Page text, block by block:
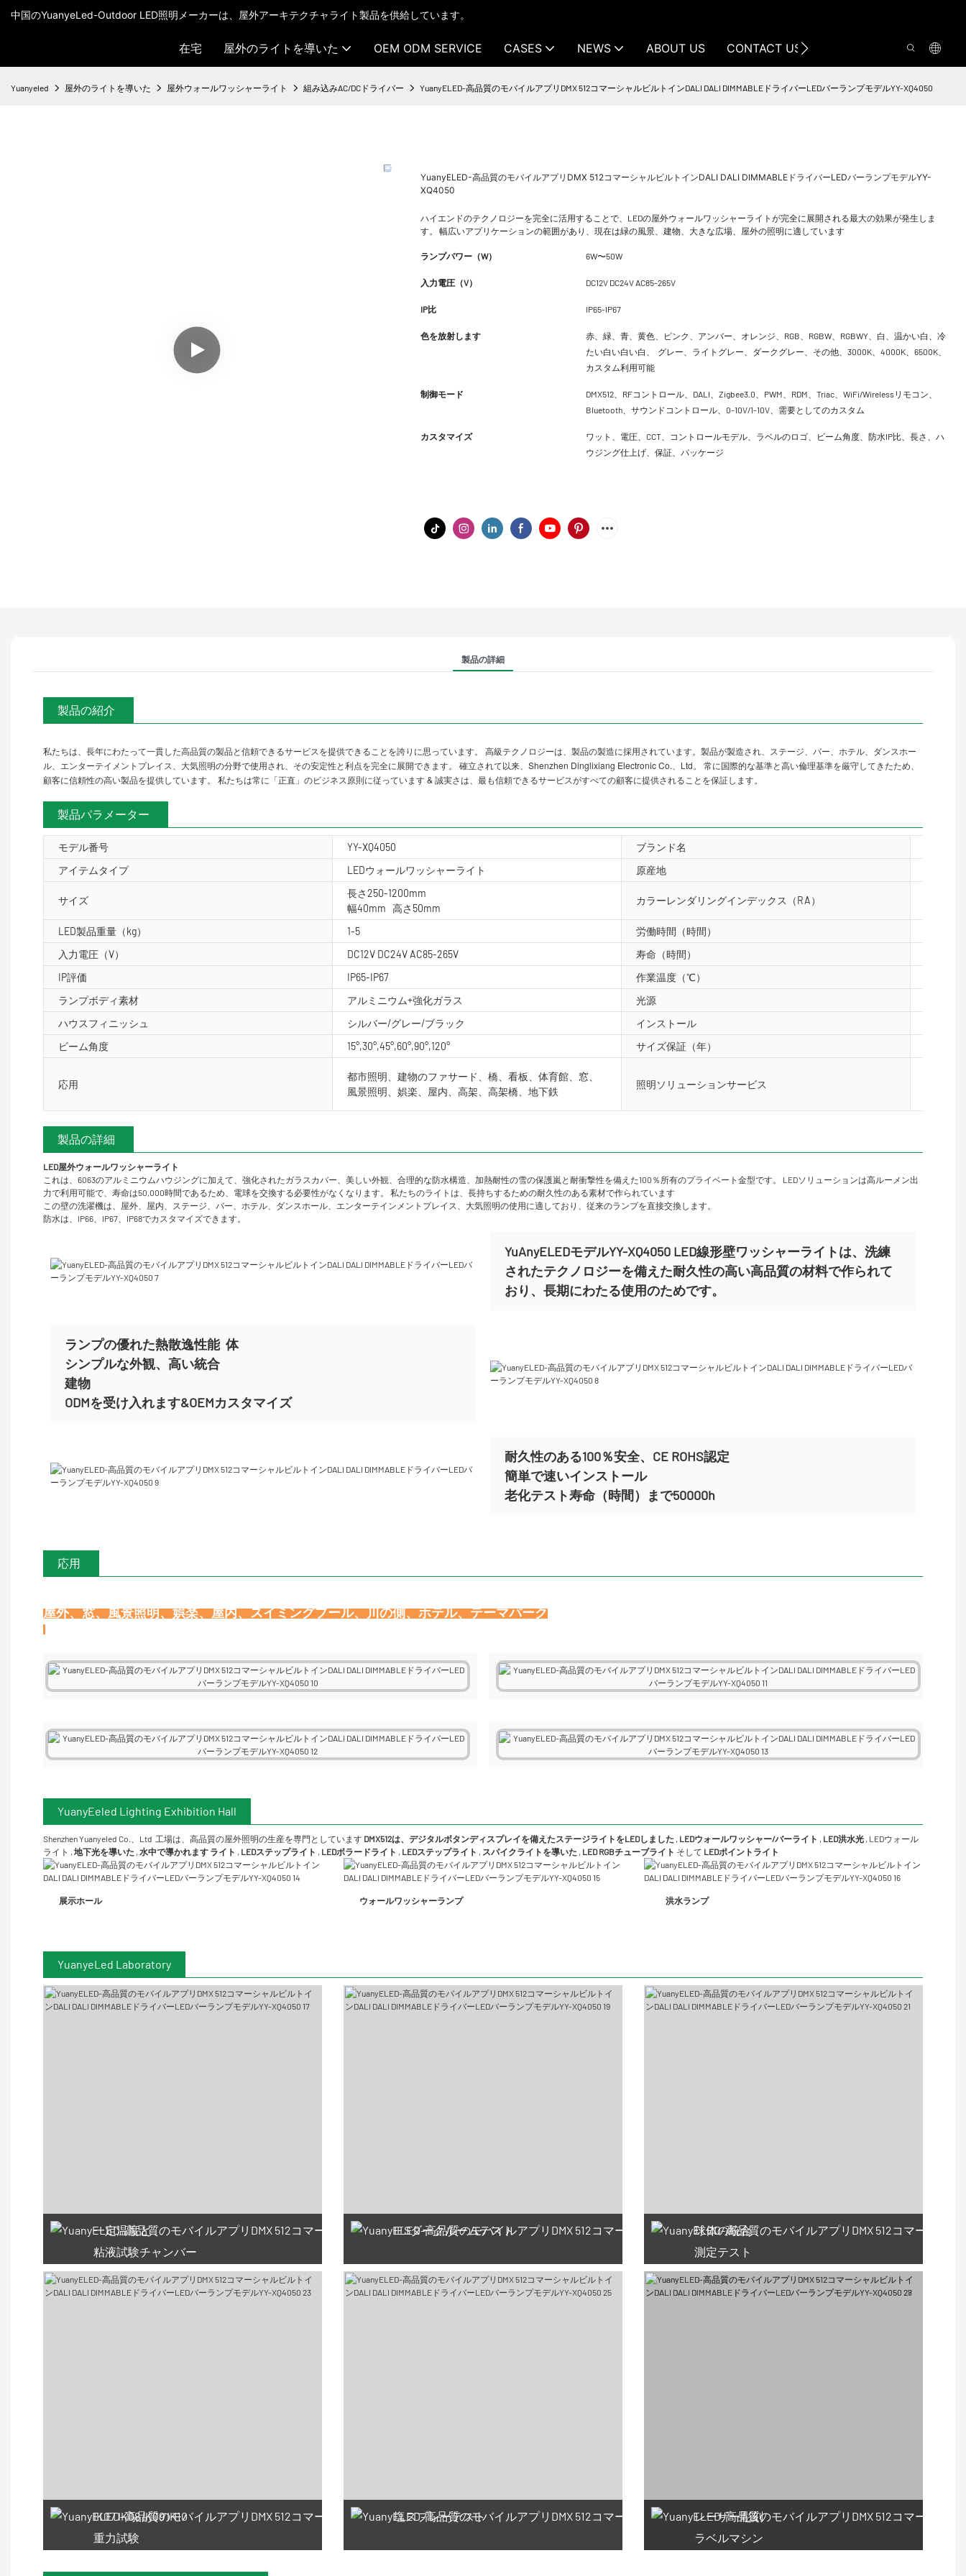
中国のYuanyeLed-Outdoor LED照明メーカーは、屋外アーキテクチャライト製品を供給しています。
在宅 屋外のライトを導いた OEM ODM SERVICE CASES NEWS ABOUT US CONTACT US
Yuanyeled 屋外のライトを導いた 屋外ウォールワッシャーライト 組み込みAC/DCドライバー YuanyELED-高品質のモバイルアプリDMX 512コマーシャルビルトインDALI DALI DIMMABLEドライバーLEDバーランプモデルYY-XQ4050
YuanyELED-高品質のモバイルアプリDMX 512コマーシャルビルトインDALI DALI DIMMABLEドライバーLEDバーランプモデルYY-
XQ4050
ハイエンドのテクノロジーを完全に活用することで、LEDの屋外ウォールワッシャーライトが完全に展開される最大の効果が発生しま
す。 幅広いアプリケーションの範囲があり、現在は緑の風景、建物、大きな広場、屋外の照明に適しています
ランプパワー（W） 6W〜50W
入力電圧（V） DC12V DC24V AC85-265V
IP比 IP65-IP67
色を放射します
赤、緑、青、黄色、ピンク、アンバー、オレンジ、RGB、RGBW、RGBWY、白、温かい白、冷
たい白い白い白、 グレー、ライトグレー、ダークグレー、その他、3000K、4000K、6500K、
カスタム利用可能
制御モード
DMX512、RFコントロール、DALI、Zigbee3.0、PWM、RDM、Triac、WiFi/Wirelessリモコン、
Bluetooth、サウンドコントロール、0-10V/1-10V、需要としてのカスタム
カスタマイズ
ワット、電圧、CCT、コントロールモデル、ラベルのロゴ、ビーム角度、防水IP比、長さ、ハ
ウジング仕上げ、保証、パッケージ
製品の詳細
製品の紹介
私たちは、長年にわたって一貫した高品質の製品と信頼できるサービスを提供できることを誇りに思っています。 高級テクノロジーは、製品の製造に採用されています。製品が製造され、ステージ、バー、ホテル、ダンスホー
ル、エンターテイメントプレイス、大気照明の分野で使用され、その安定性と利点を完全に展開できます。 確立されて以来、Shenzhen Dinglixiang Electronic Co.、Ltd。 常に国際的な基準と高い倫理基準を厳守してきたため、
顧客に信頼性の高い製品を提供しています。 私たちは常に「正直」のビジネス原則に従っています & 誠実さは、最も信頼できるサービスがすべての顧客に提供されることを保証します。
製品パラメーター
モデル番号 YY-XQ4050 ブランド名
アイテムタイプ
LEDウォールワッシャーライト 原産地
サイズ
長さ250-1200mm
幅40mm 高さ50mm
カラーレンダリングインデックス（RA）
LED製品重量（kg） 1-5 労働時間（時間）
入力電圧（V）
DC12V DC24V AC85-265V 寿命（時間）
IP評価
IP65-IP67 作業温度（℃）
ランプボディ素材
アルミニウム+強化ガラス 光源
ハウスフィニッシュ
シルバー/グレー/ブラック インストール
ビーム角度
15°,30°,45°,60°,90°,120° サイズ保証（年）
応用
都市照明、建物のファサード、橋、看板、体育館、窓、
風景照明、娯楽、屋内、高架、高架橋、地下鉄
照明ソリューションサービス
製品の詳細
LED屋外ウォールワッシャーライト
これは、6063のアルミニウムハウジングに加えて、強化されたガラスカバー、美しい外観、合理的な防水構造、加熱耐性の雪の保護嵐と耐衝撃性を備えた100％所有のプライベート金型です。 LEDソリューションは高ルーメン出
力で利用可能で、寿命は50,000時間であるため、電球を交換する必要性がなくなります。 私たちのライトは、長持ちするための耐久性のある素材で作られています
この壁の洗濯機は、屋外、屋内、ステージ、バー、ホテル、ダンスホール、エンターテインメントプレイス、大気照明の使用に適しており、従来のランプを直接交換します。
防水は、IP66、IP67、IP68でカスタマイズできます。
YuAnyELEDモデルYY-XQ4050 LED線形壁ワッシャーライトは、洗練
されたテクノロジーを備えた耐久性の高い高品質の材料で作られて
おり、長期にわたる使用のためです。
ランプの優れた熱散逸性能 体
シンプルな外観、高い統合
建物
ODMを受け入れます&OEMカスタマイズ
耐久性のある100％安全、CE ROHS認定
簡単で速いインストール
老化テスト寿命（時間）まで50000h
応用
YuanyEeled Lighting Exhibition Hall
Shenzhen Yuanyeled Co.、Ltd 工場は、高品質の屋外照明の生産を専門としています DMX512は、デジタルボタンディスプレイを備えたステージライトをLEDしました LEDウォールワッシャー/バーライト LED洪水光 LEDウォール
ライト
地下光を導いた 水中で導かれます ライト LEDステップライト LEDボラードライト LEDステップライト スパイクライトを導いた LED RGBチューブライト そして LEDポイントライト
展示ホール ウォールワッシャーランプ 洪水ランプ
YuanyeLed Laboratory
一定温度と
粘液試験チャンバー
IESダークルームテスト
球体の統合
測定テスト
66利用可能なクーポン
IK07 IK08 IK09 IK10
重力試験
塩スプレーテスト
レーザー彫刻
ラベルマシン